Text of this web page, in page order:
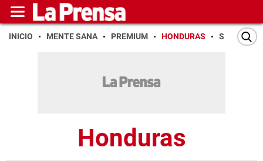
INICIO MENTE SANA PREMIUM HONDURAS SAN PEDRO
Honduras